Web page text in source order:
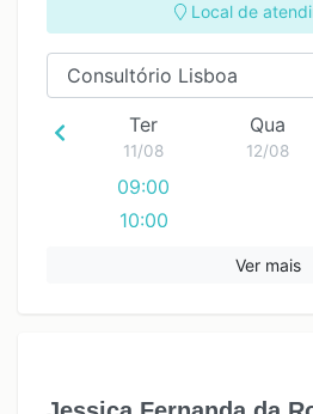
Local de
Ter
11/08
09:00
10:00
Qua
12/08
Ver mais